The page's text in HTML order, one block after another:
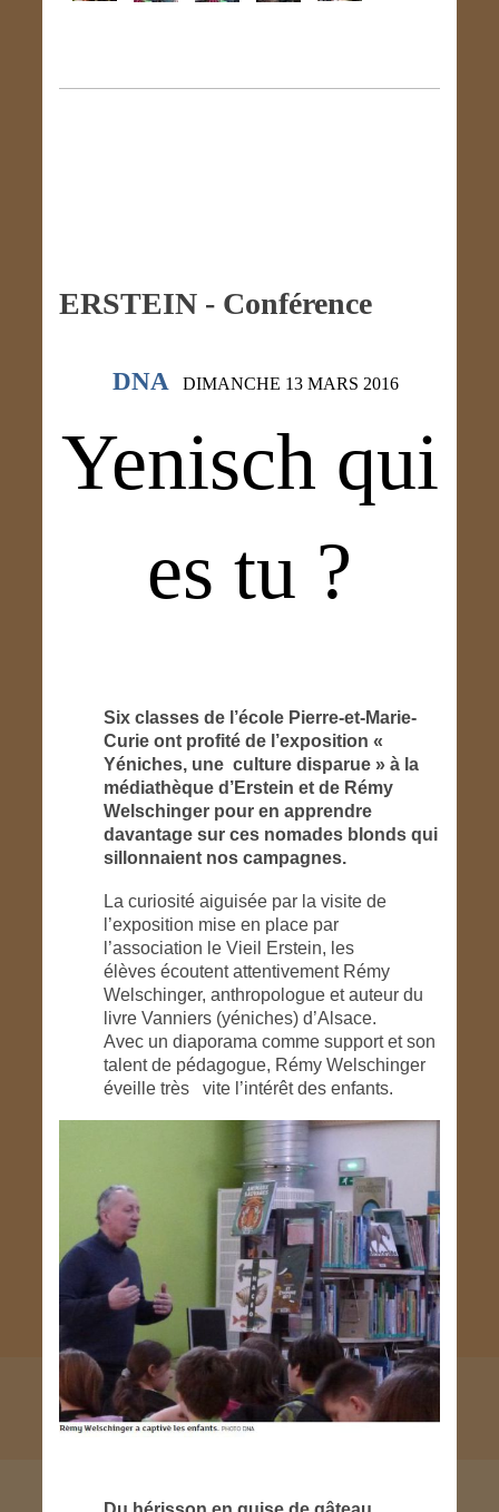
ERSTEIN - Conférence
DNA DIMANCHE 13 MARS 2016
Yenisch qui
es tu ?
Six classes de l’école Pierre-et-Marie-
Curie ont profité de l’exposition «
Yéniches, une culture disparue » à la
médiathèque d’Erstein et de Rémy
Welschinger pour en apprendre
davantage sur ces nomades blonds qui
sillonnaient nos campagnes.
La curiosité aiguisée par la visite de
l’exposition mise en place par
l’association le Vieil Erstein, les
élèves écoutent attentivement Rémy
Welschinger, anthropologue et auteur du
livre Vanniers (yéniches) d’Alsace.
Avec un diaporama comme support et son
talent de pédagogue, Rémy Welschinger
éveille très vite l’intérêt des enfants.